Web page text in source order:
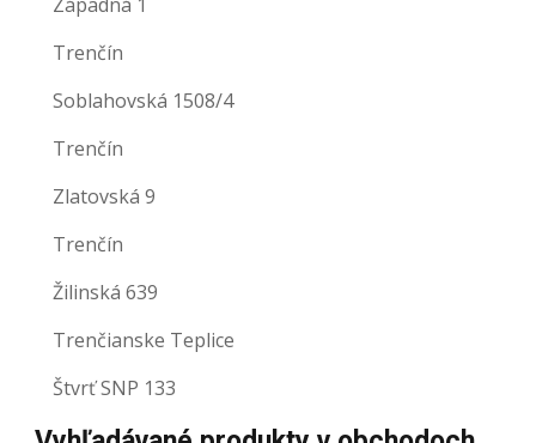
Trenčín
Soblahovská 1508/4
Trenčín
Zlatovská 9
Trenčín
Žilinská 639
Trenčianske Teplice
Štvrť SNP 133